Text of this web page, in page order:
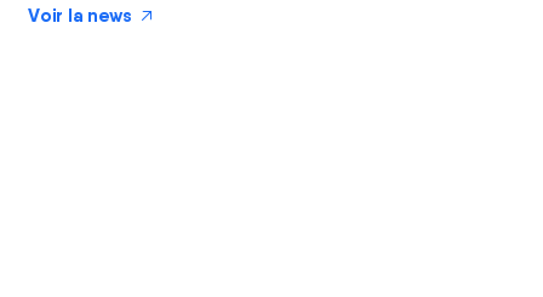
Voir la news ↗